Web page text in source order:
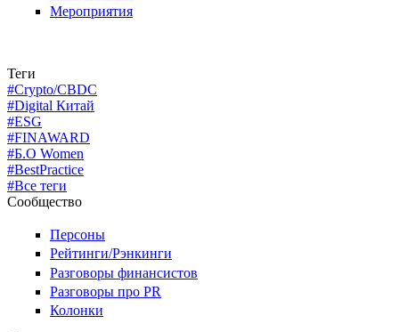
Мероприятия
Теги
#Crypto/CBDC
#Digital Китай
#ESG
#FINAWARD
#Б.О Women
#BestPractice
#Все теги
Сообщество
Персоны
Рейтинги/Рэнкинги
Разговоры финансистов
Разговоры про PR
Колонки